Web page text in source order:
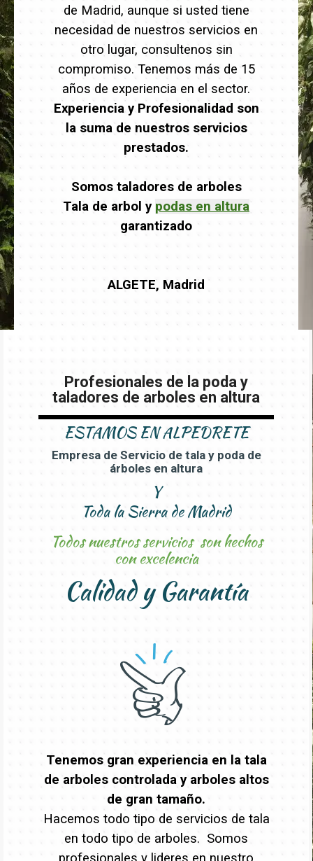
de Madrid, aunque si usted tiene
necesidad de nuestros servicios en
otro lugar, consultenos sin
compromiso. Tenemos más de 15
años de experiencia en el sector.
Experiencia y Profesionalidad son
la suma de nuestros servicios
prestados.
Somos taladores de arboles
Tala de arbol y podas en altura
garantizado
ALGETE, Madrid
Profesionales de la poda y
taladores de arboles en altura
ESTAMOS ENALPEDRETE
Empresa de Servicio de tala y poda de
árboles en altura
Y
Toda la Sierra de Madrid
Todos nuestros servicios son hechos
con excelencia
Calidad y Garantía
Tenemos gran experiencia en la tala
de arboles controlada y arboles altos
de gran tamaño.
Hacemos todo tipo de servicios de tala
en todo tipo de arboles. Somos